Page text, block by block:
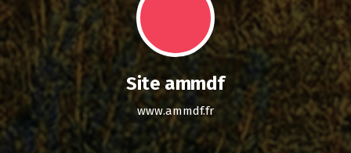
Site ammdf
www.ammdf.fr